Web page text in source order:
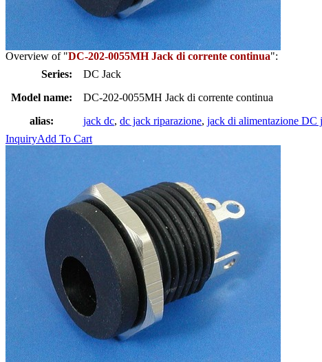
Overview of "DC-202-0055MH Jack di corrente continua":
Series:
DC Jack
Model name:
DC-202-0055MH Jack di corrente continua
alias:
jack dc, dc jack riparazione, jack di alimentazione DC
InquiryAdd To Cart